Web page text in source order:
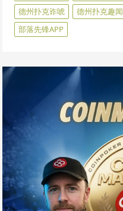
德州扑克诈唬
德州扑克趣闻
部落先锋APP